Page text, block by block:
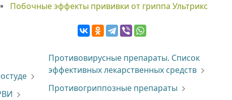
Побочные эффекты прививки от гриппа Ультрикс
Противовирусные препараты. Список
эффективных лекарственных средств
Противогриппозные препараты